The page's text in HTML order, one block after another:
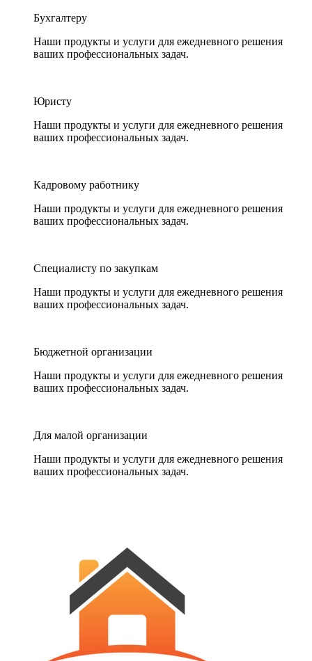
Бухгалтеру
Наши продукты и услуги для ежедневного решения
ваших профессиональных задач.
Юристу
Наши продукты и услуги для ежедневного решения
ваших профессиональных задач.
Кадровому работнику
Наши продукты и услуги для ежедневного решения
ваших профессиональных задач.
Специалисту по закупкам
Наши продукты и услуги для ежедневного решения
ваших профессиональных задач.
Бюджетной организации
Наши продукты и услуги для ежедневного решения
ваших профессиональных задач.
Для малой организации
Наши продукты и услуги для ежедневного решения
ваших профессиональных задач.